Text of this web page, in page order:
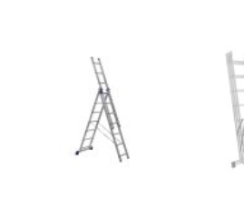
Спецодежда
Строительное оборудование